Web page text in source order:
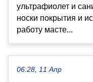
ультрафиолет и
носки покрытия и
работу масте...
06:28, 11 Апр